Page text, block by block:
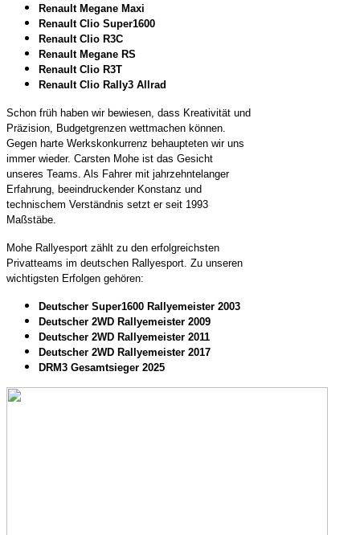
Renault Megane Maxi
Renault Clio Super1600
Renault Clio R3C
Renault Megane RS
Renault Clio R3T
Renault Clio Rally3 Allrad
Schon früh haben wir bewiesen, dass Kreativität und
Präzision, Budgetgrenzen wettmachen können.
Gegen harte Werkskonkurrenz behaupteten wir uns
immer wieder. Carsten Mohe ist das Gesicht
unseres Teams. Als Fahrer mit jahrzehntelanger
Erfahrung, beeindruckender Konstanz und
technischem Verständnis setzt er seit 1993
Maßstäbe.
Mohe Rallyesport zählt zu den erfolgreichsten
Privatteams im deutschen Rallyesport. Zu unseren
wichtigsten Erfolgen gehören:
Deutscher Super1600 Rallyemeister 2003
Deutscher 2WD Rallyemeister 2009
Deutscher 2WD Rallyemeister 2011
Deutscher 2WD Rallyemeister 2017
DRM3 Gesamtsieger 2025